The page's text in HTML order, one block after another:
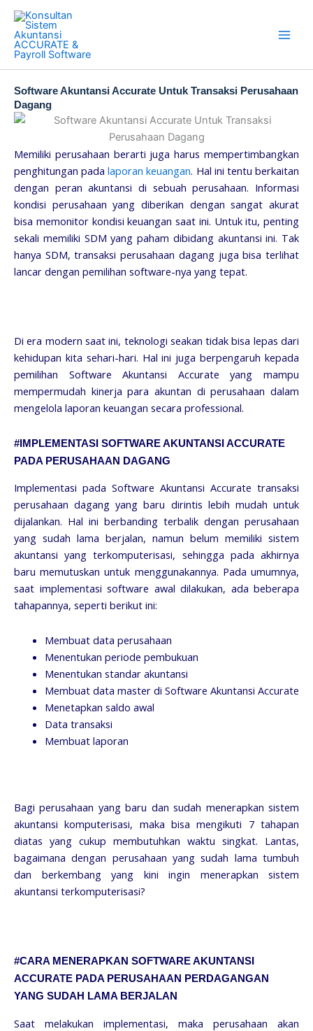
Skip
content
Software Akuntansi Accurate Untuk Transaksi Perusahaan
Dagang
Memiliki perusahaan berarti juga harus mempertimbangkan
penghitungan padalaporan keuangan. Hal ini tentu berkaitan
dengan peran akuntansi di sebuah perusahaan. Informasi
kondisi perusahaan yang diberikan dengan sangat akurat
bisa memonitor kondisi keuangan saat ini. Untuk itu, penting
sekali memiliki SDM yang paham dibidang akuntansi ini. Tak
hanya SDM, transaksi perusahaan dagang juga bisa terlihat
lancar dengan pemilihan software-nya yang tepat.
Di era modern saat ini, teknologi seakan tidak bisa lepas dari
kehidupan kita sehari-hari. Hal ini juga berpengaruh kepada
pemilihan Software Akuntansi Accurate yang mampu
mempermudah kinerja para akuntan di perusahaan dalam
mengelola laporan keuangan secara professional.
#IMPLEMENTASI SOFTWARE AKUNTANSI ACCURATE
PADA PERUSAHAAN DAGANG
Implementasi pada Software Akuntansi Accurate transaksi
perusahaan dagang yang baru dirintis lebih mudah untuk
dijalankan. Hal ini berbanding terbalik dengan perusahaan
yang sudah lama berjalan, namun belum memiliki sistem
akuntansi yang terkomputerisasi, sehingga pada akhirnya
baru memutuskan untuk menggunakannya. Pada umumnya,
saat implementasi software awal dilakukan, ada beberapa
tahapannya, seperti berikut ini:
Membuat data perusahaan
Menentukan periode pembukuan
Menentukan standar akuntansi
Membuat data master di Software Akuntansi Accurate
Menetapkan saldo awal
Data transaksi
Membuat laporan
Bagi perusahaan yang baru dan sudah menerapkan sistem
akuntansi komputerisasi, maka bisa mengikuti 7 tahapan
diatas yang cukup membutuhkan waktu singkat. Lantas,
bagaimana dengan perusahaan yang sudah lama tumbuh
dan berkembang yang kini ingin menerapkan sistem
akuntansi terkomputerisasi?
#CARA MENERAPKAN SOFTWARE AKUNTANSI
ACCURATE PADA PERUSAHAAN PERDAGANGAN
YANG SUDAH LAMA BERJALAN
Saat melakukan implementasi, maka perusahaan akan